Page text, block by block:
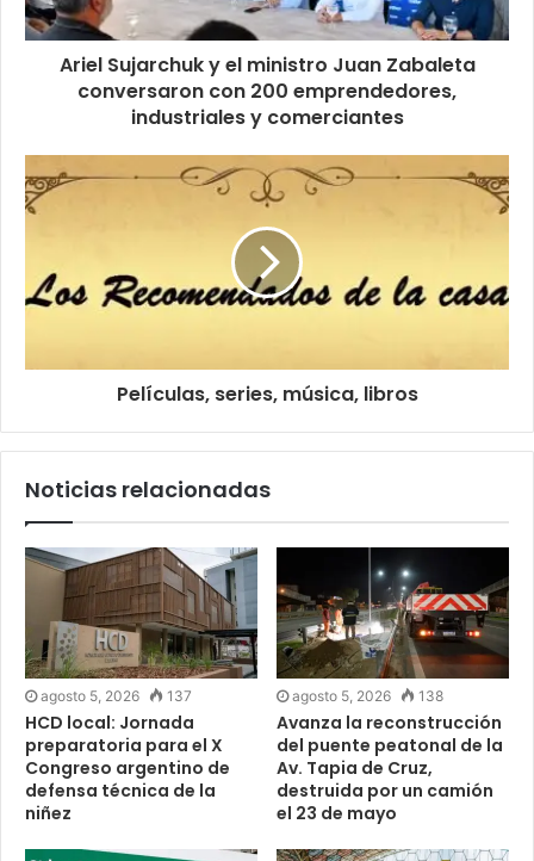
Ariel Sujarchuk y el ministro Juan Zabaleta
conversaron con 200 emprendedores,
industriales y comerciantes
Películas, series, música, libros
Noticias relacionadas
agosto 5, 2026 137
HCD local: Jornada
preparatoria para el X
Congreso argentino de
defensa técnica de la
niñez
agosto 5, 2026 138
Avanza la reconstrucción
del puente peatonal de la
Av. Tapia de Cruz,
destruida por un camión
el 23 de mayo